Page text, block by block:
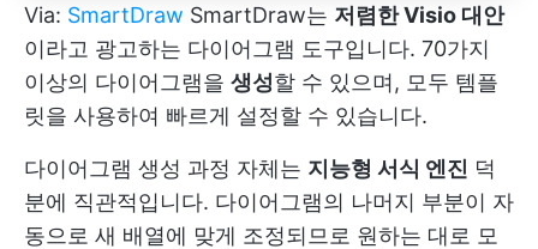
Via: SmartDraw SmartDraw는 저렴한 Visio 대안
이라고 광고하는 다이어그램 도구입니다. 70가지
이상의 다이어그램을 생성할 수 있으며, 모두 템플
릿을 사용하여 빠르게 설정할 수 있습니다.
다이어그램 생성 과정 자체는 지능형 서식 엔진 덕
분에 직관적입니다. 다이어그램의 나머지 부분이 자
동으로 새 배열에 맞게 조정되므로 원하는 대로 모